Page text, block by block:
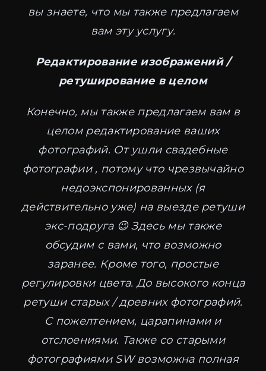
вы знаете, что мы также предлагаем
вам эту услугу.
Редактирование изображений /
ретуширование в целом
Конечно, мы также предлагаем вам в
целом редактирование ваших
фотографий. От ушли свадебные
фотографии , потому что чрезвычайно
недоэкспонированных (я
действительно уже) на выезде ретуши
экс-подруга 😉 Здесь мы также
обсудим с вами, что возможно
заранее. Кроме того, простые
регулировки цвета. До высокого конца
ретуши старых / древних фотографий.
С пожелтением, царапинами и
отслоениями. Также со старыми
фотографиями SW возможна полная